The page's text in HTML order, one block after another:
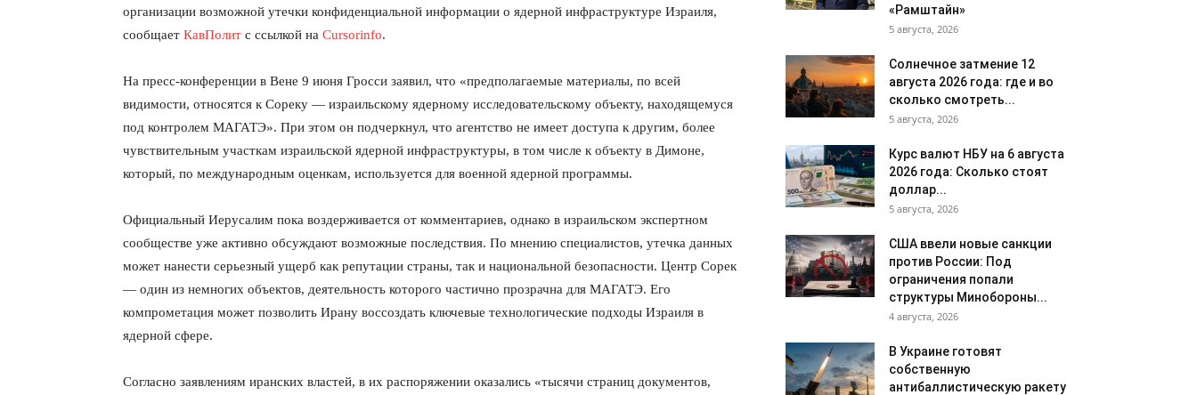
организации возможной утечки конфиденциальной информации о ядерной инфраструктуре Израиля,
сообщает КавПолит с ссылкой на Сursorinfo.
На пресс-конференции в Вене 9 июня Гросси заявил, что «предполагаемые материалы, по всей
видимости, относятся к Сореку — израильскому ядерному исследовательскому объекту, находящемуся
под контролем МАГАТЭ». При этом он подчеркнул, что агентство не имеет доступа к другим, более
чувствительным участкам израильской ядерной инфраструктуры, в том числе к объекту в Димоне,
который, по международным оценкам, используется для военной ядерной программы.
Официальный Иерусалим пока воздерживается от комментариев, однако в израильском экспертном
сообществе уже активно обсуждают возможные последствия. По мнению специалистов, утечка данных
может нанести серьезный ущерб как репутации страны, так и национальной безопасности. Центр Сорек
— один из немногих объектов, деятельность которого частично прозрачна для МАГАТЭ. Его
компрометация может позволить Ирану воссоздать ключевые технологические подходы Израиля в
ядерной сфере.
Согласно заявлениям иранских властей, в их распоряжении оказались «тысячи страниц документов,
«Рамштайн»
5 августа, 2026
Солнечное затмение 12
августа 2026 года: где и во
сколько смотреть...
5 августа, 2026
Курс валют НБУ на 6 августа
2026 года: Сколько стоят
доллар...
5 августа, 2026
США ввели новые санкции
против России: Под
ограничения попали
структуры Минобороны...
4 августа, 2026
В Украине готовят
собственную
антибаллистическую ракету